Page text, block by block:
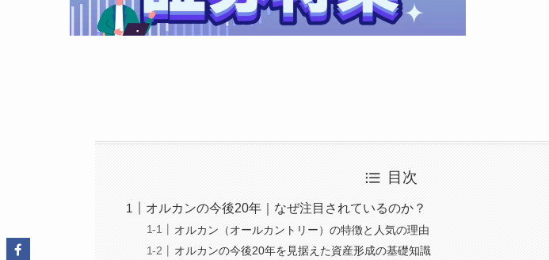
目次
オルカンの今後20年｜なぜ注目されているのか？
オルカン（オールカントリー）の特徴と人気の理由
オルカンの今後20年を見据えた資産形成の基礎知識